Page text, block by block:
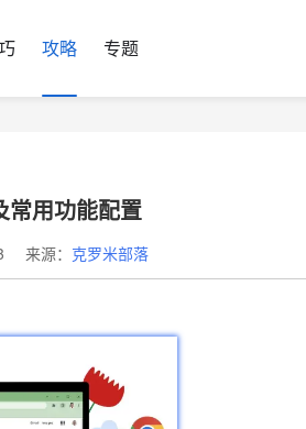
攻略 专题
常用功能配置
来源： 克罗米部落